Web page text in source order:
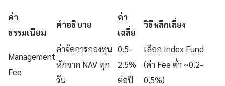
ค่า
ธรรมเนียม
คำอธิบาย
ค่า
เฉลี่ย
วิธีหลีกเลี่ยง
Management
Fee
ค่าจัดการกองทุน
หักจาก NAV ทุก
วัน
0.5-
2.5%
ต่อปี
เลือก Index Fund
(ค่า Fee ต่ำ ~0.2-
0.5%)